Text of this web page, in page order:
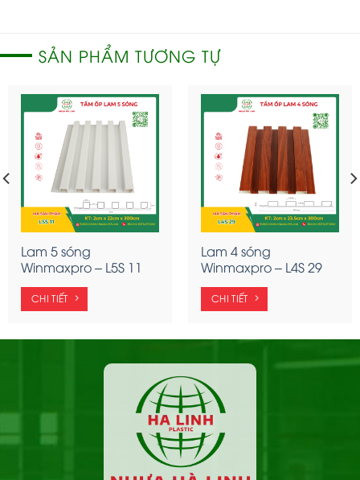
SẢN PHẨM TƯƠNG TỰ
Lam 5 sóng
Winmaxpro – L5S 11
CHI TIẾT
Lam 4 sóng
Winmaxpro – L4S 29
CHI TIẾT